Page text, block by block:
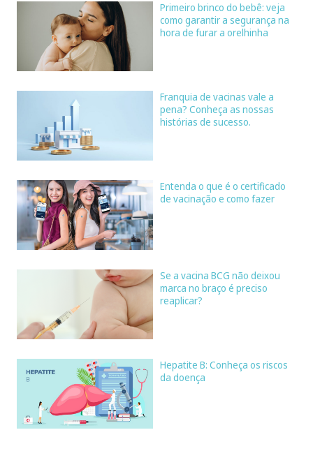
Primeiro brinco do bebê: veja
como garantir a segurança na
hora de furar a orelhinha
Franquia de vacinas vale a
pena? Conheça as nossas
histórias de sucesso.
Entenda o que é o certificado
de vacinação e como fazer
Se a vacina BCG não deixou
marca no braço é preciso
reaplicar?
Hepatite B: Conheça os riscos
da doença